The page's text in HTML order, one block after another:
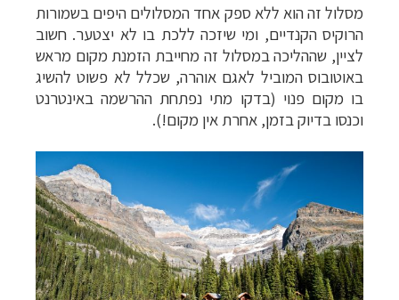
מסלול זה הוא ללא ספק אחד המסלולים היפים בשמורות
הרוקיס הקנדיים, ומי שיזכה ללכת בו לא יצטער. חשוב
לציין, שההליכה במסלול זה מחייבת הזמנת מקום מראש
באוטובוס המוביל לאגם אוהרה, שכלל לא פשוט להשיג
בו מקום פנוי (בדקו מתי נפתחת ההרשמה באינטרנט
וכנסו בדיוק בזמן, אחרת אין מקום!).